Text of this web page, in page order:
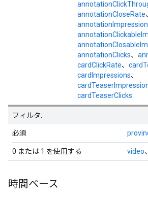
annotationCloseRate、
annotationClicks、
cardClickRate、
cardImpressions、
cardTeaserClicks
フィルタ:
必須
0 または 1 を使用する video、
時間ベース